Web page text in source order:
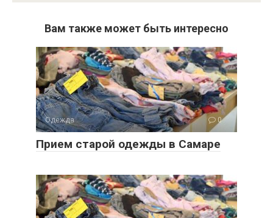
Вам также может быть интересно
Одежда 0
Прием старой одежды в Самаре